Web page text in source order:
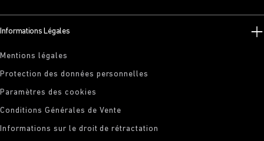
Informations Légales
Mentions légales
Protection des données personnelles
Paramètres des cookies
Conditions Générales de Vente
Informations sur le droit de rétractation